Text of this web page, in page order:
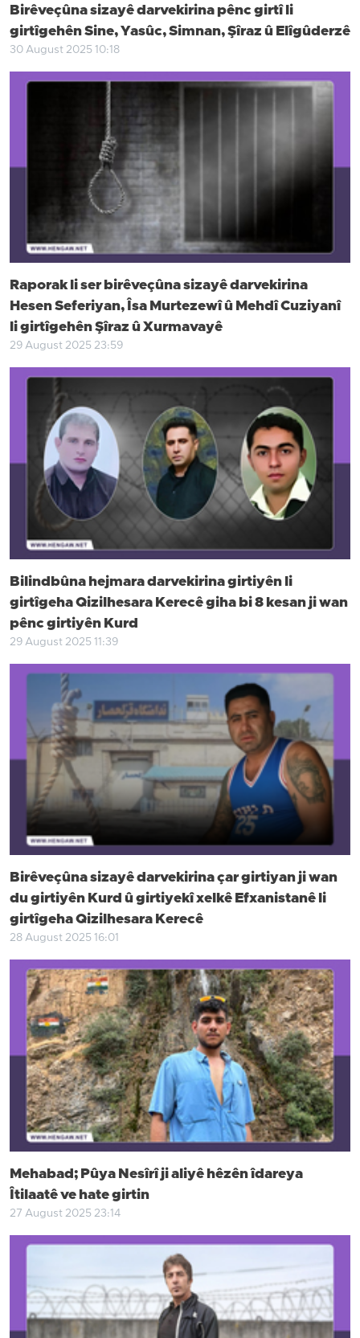
Birêveçûna sizayê darvekirina pênc girtî li
girtîgehên Sine, Yasûc, Simnan, Şîraz û Elîgûderzê
30 August 2025 10:18
Raporak li ser birêveçûna sizayê darvekirina
Hesen Seferiyan, Îsa Murtezewî û Mehdî Cuziyanî
li girtîgehên Şîraz û Xurmavayê
29 August 2025 23:59
Bilindbûna hejmara darvekirina girtiyên li
girtîgeha Qizilhesara Kerecê giha bi 8 kesan ji wan
pênc girtiyên Kurd
29 August 2025 11:39
Birêveçûna sizayê darvekirina çar girtiyan ji wan
du girtiyên Kurd û girtiyekî xelkê Efxanistanê li
girtîgeha Qizilhesara Kerecê
28 August 2025 16:01
Mehabad; Pûya Nesîrî ji aliyê hêzên îdareya
Îtilaatê ve hate girtin
27 August 2025 23:14